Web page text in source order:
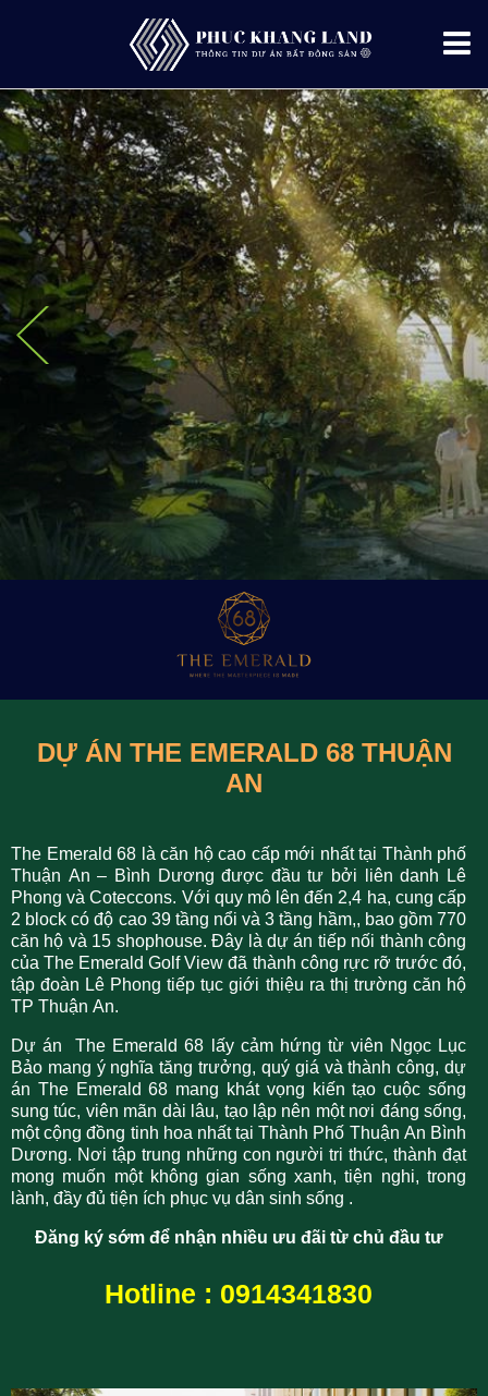
DỰ ÁN THE EMERALD 68 THUẬN
AN
The Emerald 68 là căn hộ cao cấp mới nhất tại Thành phố
Thuận An – Bình Dương được đầu tư bởi liên danh Lê
Phong và Coteccons. Với quy mô lên đến 2,4 ha, cung cấp
2 block có độ cao 39 tầng nổi và 3 tầng hầm,, bao gồm 770
căn hộ và 15 shophouse. Đây là dự án tiếp nối thành công
của The Emerald Golf View đã thành công rực rỡ trước đó,
tập đoàn Lê Phong tiếp tục giới thiệu ra thị trường căn hộ
TP Thuận An.
Dự án The Emerald 68 lấy cảm hứng từ viên Ngọc Lục
Bảo mang ý nghĩa tăng trưởng, quý giá và thành công, dự
án The Emerald 68 mang khát vọng kiến tạo cuộc sống
sung túc, viên mãn dài lâu, tạo lập nên một nơi đáng sống,
một cộng đồng tinh hoa nhất tại Thành Phố Thuận An Bình
Dương. Nơi tập trung những con người tri thức, thành đạt
mong muốn một không gian sống xanh, tiện nghi, trong
lành, đầy đủ tiện ích phục vụ dân sinh sống .
Đăng ký sớm để nhận nhiều ưu đãi từ chủ đầu tư
Hotline : 0914341830